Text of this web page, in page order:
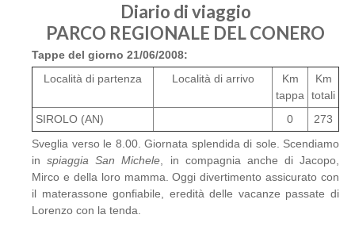
Diario di viaggio
PARCO REGIONALE DEL CONERO
Tappe del giorno 21/06/2008:
Località di partenza
Località di arrivo
Km
tappa
Km
totali
SIROLO (AN)
0
273
Sveglia verso le 8.00. Giornata splendida di sole. Scendiamo
inspiaggia San Michele , in compagnia anche di Jacopo,
Mirco e della loro mamma. Oggi divertimento assicurato con
il materassone gonfiabile, eredità delle vacanze passate di
Lorenzo con la tenda.